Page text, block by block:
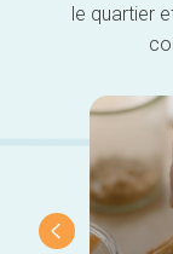
le quartier